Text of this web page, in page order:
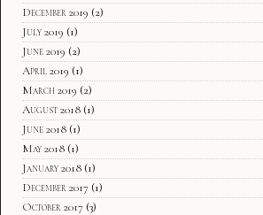
December 2019 (2)
July 2019 (1)
June 2019 (2)
April 2019 (1)
March 2019 (2)
August 2018 (1)
June 2018 (1)
May 2018 (1)
January 2018 (1)
December 2017 (1)
October 2017 (3)